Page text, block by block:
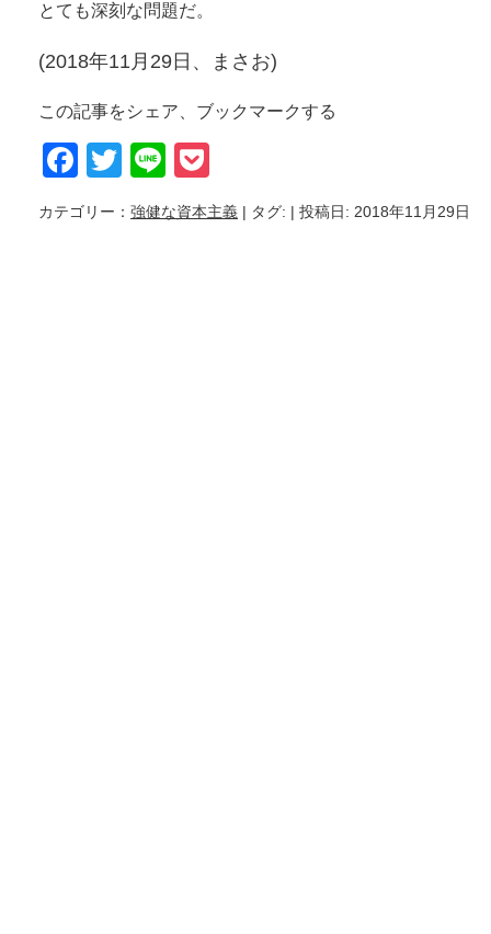
とても深刻な問題だ。
(2018年11月29日、まさお)
この記事をシェア、ブックマークする
Facebook
Twitter
Line
カテゴリー： 強健な資本主義 | タグ: | 投稿日: 2018年11月29日